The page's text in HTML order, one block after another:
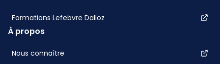
Formations Lefebvre Dalloz
À propos
Nous connaître